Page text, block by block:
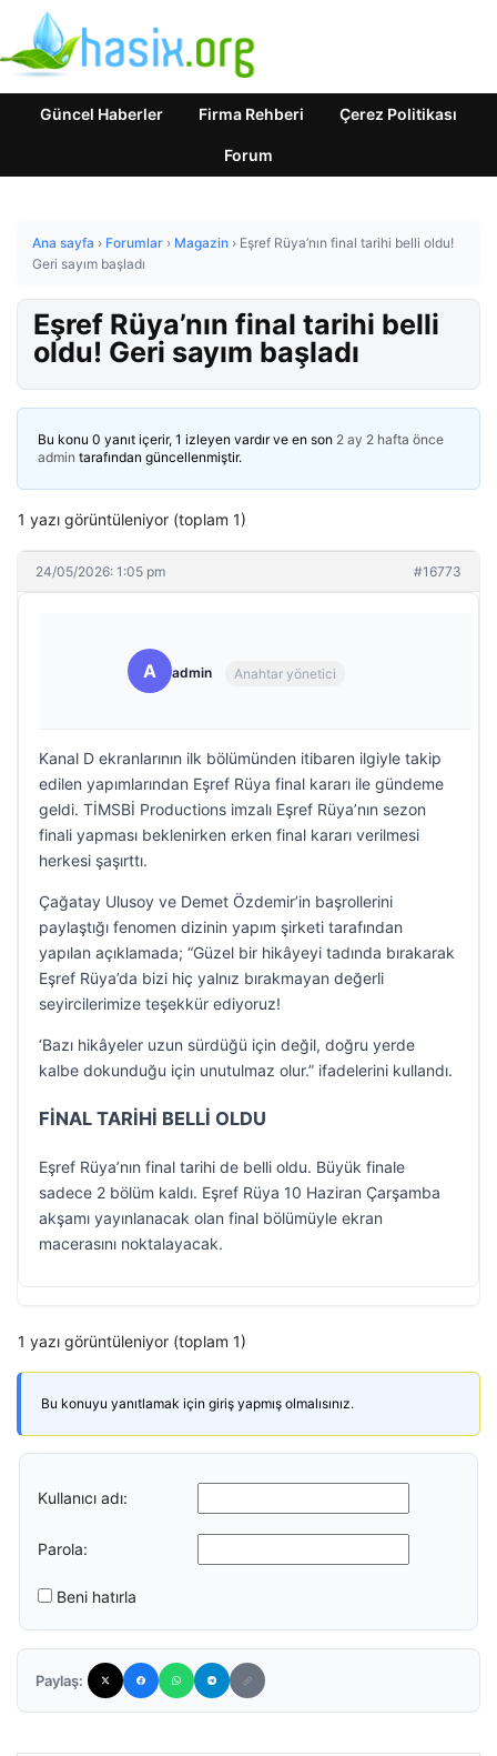
Güncel Haberler Firma Rehberi Çerez Politikası
Forum
Ana sayfa › Forumlar › Magazin › Eşref Rüya’nın final tarihi belli oldu!
Geri sayım başladı
Eşref Rüya’nın final tarihi belli
oldu! Geri sayım başladı
Bu konu 0 yanıt içerir, 1 izleyen vardır ve en son 2 ay 2 hafta önce
admin tarafından güncellenmiştir.
1 yazı görüntüleniyor (toplam 1)
24/05/2026: 1:05 pm #16773
A admin Anahtar yönetici
Kanal D ekranlarının ilk bölümünden itibaren ilgiyle takip
edilen yapımlarından Eşref Rüya final kararı ile gündeme
geldi. TİMSBİ Productions imzalı Eşref Rüya’nın sezon
finali yapması beklenirken erken final kararı verilmesi
herkesi şaşırttı.
Çağatay Ulusoy ve Demet Özdemir’in başrollerini
paylaştığı fenomen dizinin yapım şirketi tarafından
yapılan açıklamada; “Güzel bir hikâyeyi tadında bırakarak
Eşref Rüya’da bizi hiç yalnız bırakmayan değerli
seyircilerimize teşekkür ediyoruz!
‘Bazı hikâyeler uzun sürdüğü için değil, doğru yerde
kalbe dokunduğu için unutulmaz olur.” ifadelerini kullandı.
FİNAL TARİHİ BELLİ OLDU
Eşref Rüya’nın final tarihi de belli oldu. Büyük finale
sadece 2 bölüm kaldı. Eşref Rüya 10 Haziran Çarşamba
akşamı yayınlanacak olan final bölümüyle ekran
macerasını noktalayacak.
1 yazı görüntüleniyor (toplam 1)
Bu konuyu yanıtlamak için giriş yapmış olmalısınız.
Kullanıcı adı:
Parola:
Beni hatırla
Paylaş: